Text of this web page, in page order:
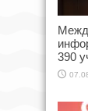
390